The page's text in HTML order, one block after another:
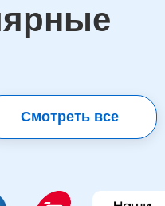
Смотреть все